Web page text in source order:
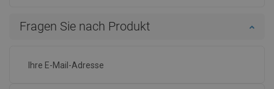
Fragen Sie nach Produkt